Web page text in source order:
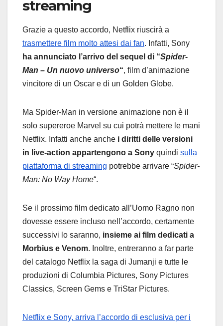
streaming
Grazie a questo accordo, Netflix riuscirà a
trasmettere film molto attesi dai fan. Infatti, Sony
ha annunciato l’arrivo del sequel di “Spider-
Man – Un nuovo universo“, film d’animazione
vincitore di un Oscar e di un Golden Globe.
Ma Spider-Man in versione animazione non è il
solo supereroe Marvel su cui potrà mettere le mani
Netflix. Infatti anche anche i diritti delle versioni
in live-action appartengono a Sony quindi sulla
piattaforma di streaming potrebbe arrivare “Spider-
Man: No Way Home“.
Se il prossimo film dedicato all’Uomo Ragno non
dovesse essere incluso nell’accordo, certamente
successivi lo saranno, insieme ai film dedicati a
Morbius e Venom. Inoltre, entreranno a far parte
del catalogo Netflix la saga di Jumanji e tutte le
produzioni di Columbia Pictures, Sony Pictures
Classics, Screen Gems e TriStar Pictures.
Netflix e Sony, arriva l’accordo di esclusiva per i